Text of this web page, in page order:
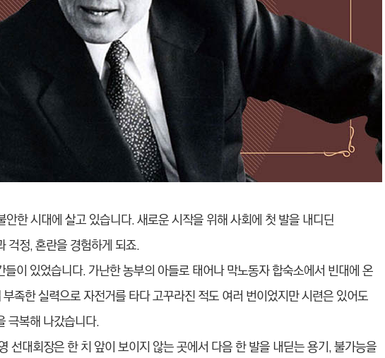
한 시대에 살고 있습니다. 새로운 시작을 위해 사회에 첫 발을 내디딘
걱정, 혼란을 경험하게 되죠.
이 있었습니다. 가난한 농부의 아들로 태어나 막노동자 합숙소에서 빈대에 온
족한 실력으로 자전거를 타다 고꾸라진 적도 여러 번이었지만 시련은 있어도
극복해 나갔습니다.
선대회장은 한 치 앞이 보이지 않는 곳에서 다음 한 발을 내딛는 용기, 불가능을